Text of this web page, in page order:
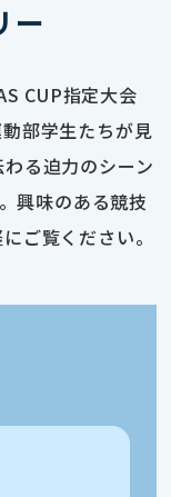
ー
CUP指定大会
部学生たちが見
る迫力のシーン
興味のある競技
ご覧ください。